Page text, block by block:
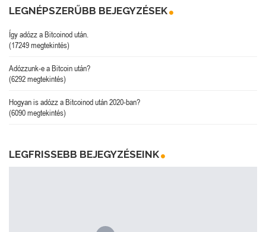
LEGNÉPSZERŰBB BEJEGYZÉSEK
Így adózz a Bitcoinod után.
(17249 megtekintés)
Adózzunk-e a Bitcoin után?
(6292 megtekintés)
Hogyan is adózz a Bitcoinod után 2020-ban?
(6090 megtekintés)
LEGFRISSEBB BEJEGYZÉSEINK